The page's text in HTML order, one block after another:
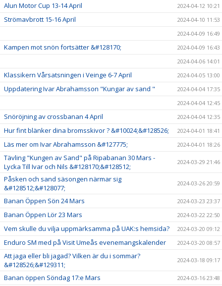
Alun Motor Cup 13-14 April 2024-04-12 10:21
Strömavbrott 15-16 April
2024-04-10 11:53
2024-04-09 16:49
Kampen mot snön fortsätter &#128170;
2024-04-09 16:43
2024-04-06 14:01
Klassikern Vårsatsningen i Veinge 6-7 April 2024-04-05 13:00
Uppdatering Ivar Abrahamsson "Kungar av sand "
2024-04-04 17:35
2024-04-04 12:45
Snöröjning av crossbanan 4 April 2024-04-04 12:35
Hur fint blänker dina bromsskivor ? &#10024;&#128526; 2024-04-01 18:41
Läs mer om Ivar Abrahamsson &#127775; 2024-04-01 18:26
Tävling "Kungen av Sand" på Ripabanan 30 Mars -
Lycka Till Ivar och Nils &#128170;&#128512;
2024-03-29 21:46
Påsken och sand säsongen närmar sig
&#128512;&#128077;
2024-03-26 20:59
Banan Öppen Sön 24 Mars 2024-03-23 23:37
Banan Öppen Lör 23 Mars 2024-03-22 22:50
Vem skulle du vilja uppmärksamma på UAK:s hemsida? 2024-03-20 09:12
Enduro SM med på Visit Umeås evenemangskalender 2024-03-20 08:57
Att jaga eller bli jagad? Vilken är du i sommar?
&#128526;&#129311;
2024-03-18 09:17
Banan öppen Söndag 17:e Mars 2024-03-16 23:48